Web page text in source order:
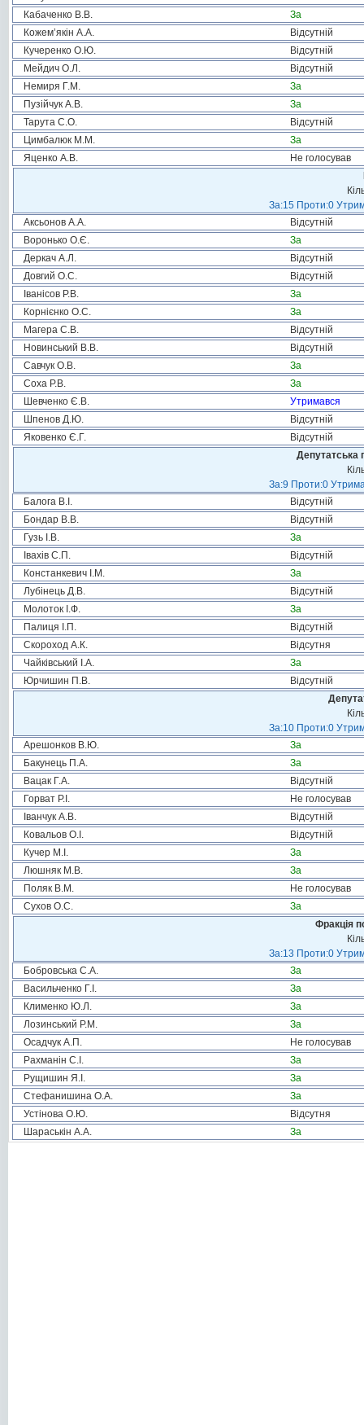
Кабаченко В.В.
За
Кожем’якін А.А.
Відсутній
Кучеренко О.Ю.
Відсутній
Мейдич О.Л.
Відсутній
Немиря Г.М.
За
Пузійчук А.В.
За
Тарута С.О.
Відсутній
Цимбалюк М.М.
За
Яценко А.В.
Не голосував
За:15 Проти:0
Аксьонов А.А.
Відсутній
Воронько О.Є.
За
Деркач А.Л.
Відсутній
Довгий О.С.
Відсутній
Іванісов Р.В.
За
Корнієнко О.С.
За
Магера С.В.
Відсутній
Новинський В.В.
Відсутній
Савчук О.В.
За
Соха Р.В.
За
Шевченко Є.В.
Утримався
Шпенов Д.Ю.
Відсутній
Яковенко Є.Г.
Відсутній
Депутатська
За:9 Проти:0
Балога В.І.
Відсутній
Бондар В.В.
Відсутній
Гузь І.В.
За
Івахів С.П.
Відсутній
Констанкевич І.М.
За
Лубінець Д.В.
Відсутній
Молоток І.Ф.
За
Палиця І.П.
Відсутній
Скороход А.К.
Відсутня
Чайківський І.А.
За
Юрчишин П.В.
Відсутній
За:10 Проти:0
Арешонков В.Ю.
За
Бакунець П.А.
За
Вацак Г.А.
Відсутній
Горват Р.І.
Не голосував
Іванчук А.В.
Відсутній
Ковальов О.І.
Відсутній
Кучер М.І.
За
Люшняк М.В.
За
Поляк В.М.
Не голосував
Сухов О.С.
За
Фракція
За:13 Проти:0
Бобровська С.А.
За
Васильченко Г.І.
За
Клименко Ю.Л.
За
Лозинський Р.М.
За
Осадчук А.П.
Не голосував
Рахманін С.І.
За
Рущишин Я.І.
За
Стефанишина О.А.
За
Устінова О.Ю.
Відсутня
Шараськін А.А.
За